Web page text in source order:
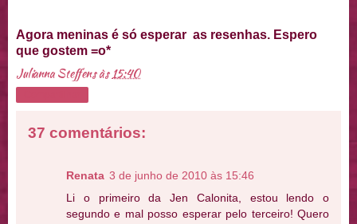
Agora meninas é só esperar as resenhas. Espero
que gostem =o*
Julianna Steffensàs 15:40
37 comentários:
Renata 3 de junho de 2010 às 15:46
Li o primeiro da Jen Calonita, estou lendo o
segundo e mal posso esperar pelo terceiro! Quero